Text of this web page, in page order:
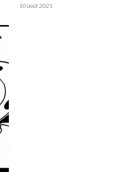
10 août 2021